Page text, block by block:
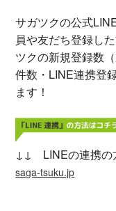
サガツクの公式
員や友だち登録し
ツクの新規登録数
件数・LINE連携登
ます！
↓↓ LINEの連携の
saga-tsuku.jp